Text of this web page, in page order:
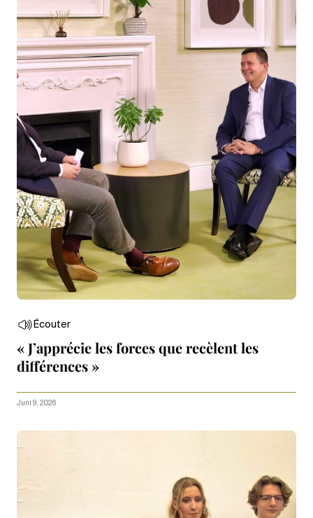
Écouter
« J’apprécie les forces que recèlent les
différences »
Juni 9, 2026